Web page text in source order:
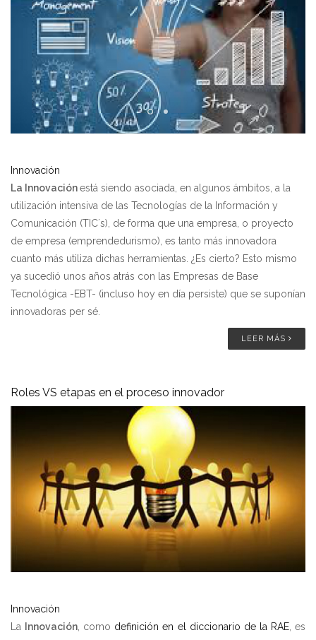
Innovación
La Innovaciónestá siendo asociada, en algunos ámbitos, a la
utilización intensiva de las Tecnologías de la Información y
Comunicación (TIC´s), de forma que una empresa, o proyecto
de empresa (emprendedurismo), es tanto más innovadora
cuanto más utiliza dichas herramientas. ¿Es cierto? Esto mismo
ya sucedió unos años atrás con las Empresas de Base
Tecnológica -EBT- (incluso hoy en día persiste) que se suponían
innovadoras per sé.
LEER MÁS
Roles VS etapas en el proceso innovador
Innovación
La
Innovación , como definición en el diccionario de la RAE, es